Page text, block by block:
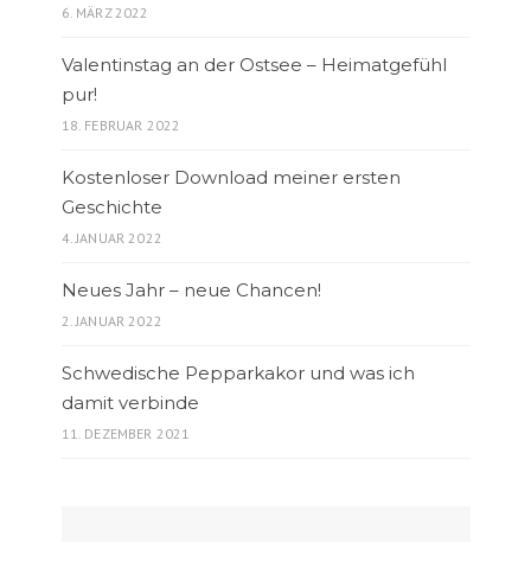
6. MÄRZ 2022
Valentinstag an der Ostsee – Heimatgefühl
pur!
18. FEBRUAR 2022
Kostenloser Download meiner ersten
Geschichte
4. JANUAR 2022
Neues Jahr – neue Chancen!
2. JANUAR 2022
Schwedische Pepparkakor und was ich
damit verbinde
11. DEZEMBER 2021